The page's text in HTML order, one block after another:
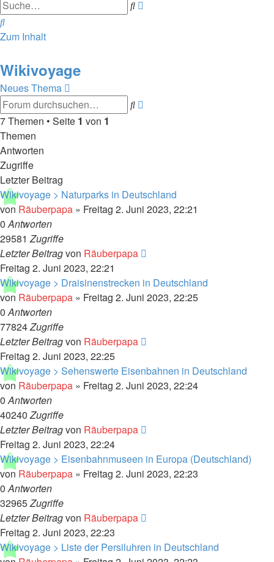
Suche
Suche
Zum Inhalt
Wikivoyage
Neues Thema
Suche
7 Themen • Seite 1 von 1
Themen
Antworten
Zugriffe
Letzter Beitrag
Wikivoyage > Naturparks in Deutschland
von Räuberpapa » Freitag 2. Juni 2023, 22:21
0Antworten
29581Zugriffe
Letzter Beitragvon Räuberpapa
Freitag 2. Juni 2023, 22:21
Wikivoyage > Draisinenstrecken in Deutschland
von Räuberpapa » Freitag 2. Juni 2023, 22:25
0Antworten
77824Zugriffe
Letzter Beitragvon Räuberpapa
Freitag 2. Juni 2023, 22:25
Wikivoyage > Sehenswerte Eisenbahnen in Deutschland
von Räuberpapa » Freitag 2. Juni 2023, 22:24
0Antworten
40240Zugriffe
Letzter Beitragvon Räuberpapa
Freitag 2. Juni 2023, 22:24
Wikivoyage > Eisenbahnmuseen in Europa (Deutschland)
von Räuberpapa » Freitag 2. Juni 2023, 22:23
0Antworten
32965Zugriffe
Letzter Beitragvon Räuberpapa
Freitag 2. Juni 2023, 22:23
Wikivoyage > Liste der Persiluhren in Deutschland